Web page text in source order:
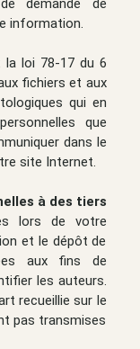
information.
la loi 78-17 du 6
fichiers et aux
qui en
que
dans le
site Internet.
à des tiers
lors de votre
et le dépôt de
aux fins de
les auteurs.
recueillie sur le
pas transmises